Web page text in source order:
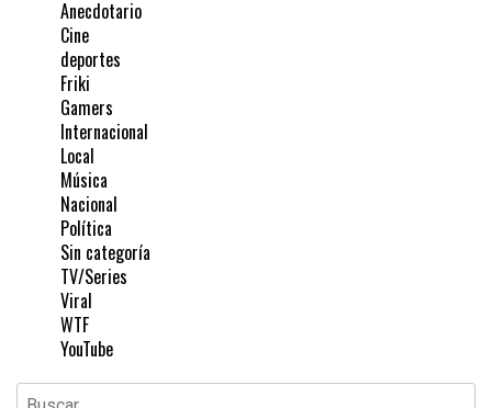
Anecdotario
Cine
deportes
Friki
Gamers
Internacional
Local
Música
Nacional
Política
Sin categoría
TV/Series
Viral
WTF
YouTube
Buscar: